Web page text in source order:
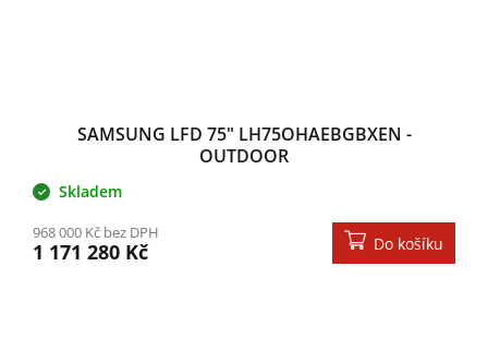
SAMSUNG LFD 75" LH75OHAEBGBXEN -
OUTDOOR
Skladem
968 000 Kč bez DPH
1 171 280 Kč Do košíku